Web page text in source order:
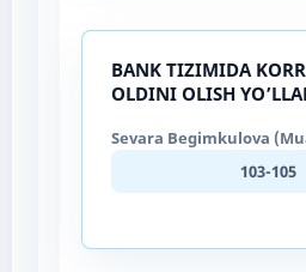
BANK TIZIMIDA
OLDINI OLISH
Sevara Begimkulova
103-105